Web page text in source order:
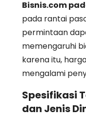
Bisnis.com
pada rantai
permintaan
memengaruhi
karena itu,
mengalami
Spesifikasi
dan Jenis